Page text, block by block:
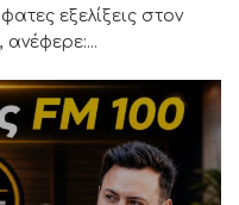
εξελίξεις στον
ανέφερε:...